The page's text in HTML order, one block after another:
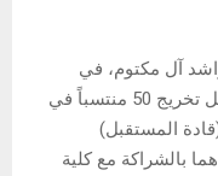
آل مكتوم، في
تدوينة عبر منصة “X”، أمس: “شهدت حفل تخريج 50 منتسباً في
المستقبل)
بالشراكة مع كلية